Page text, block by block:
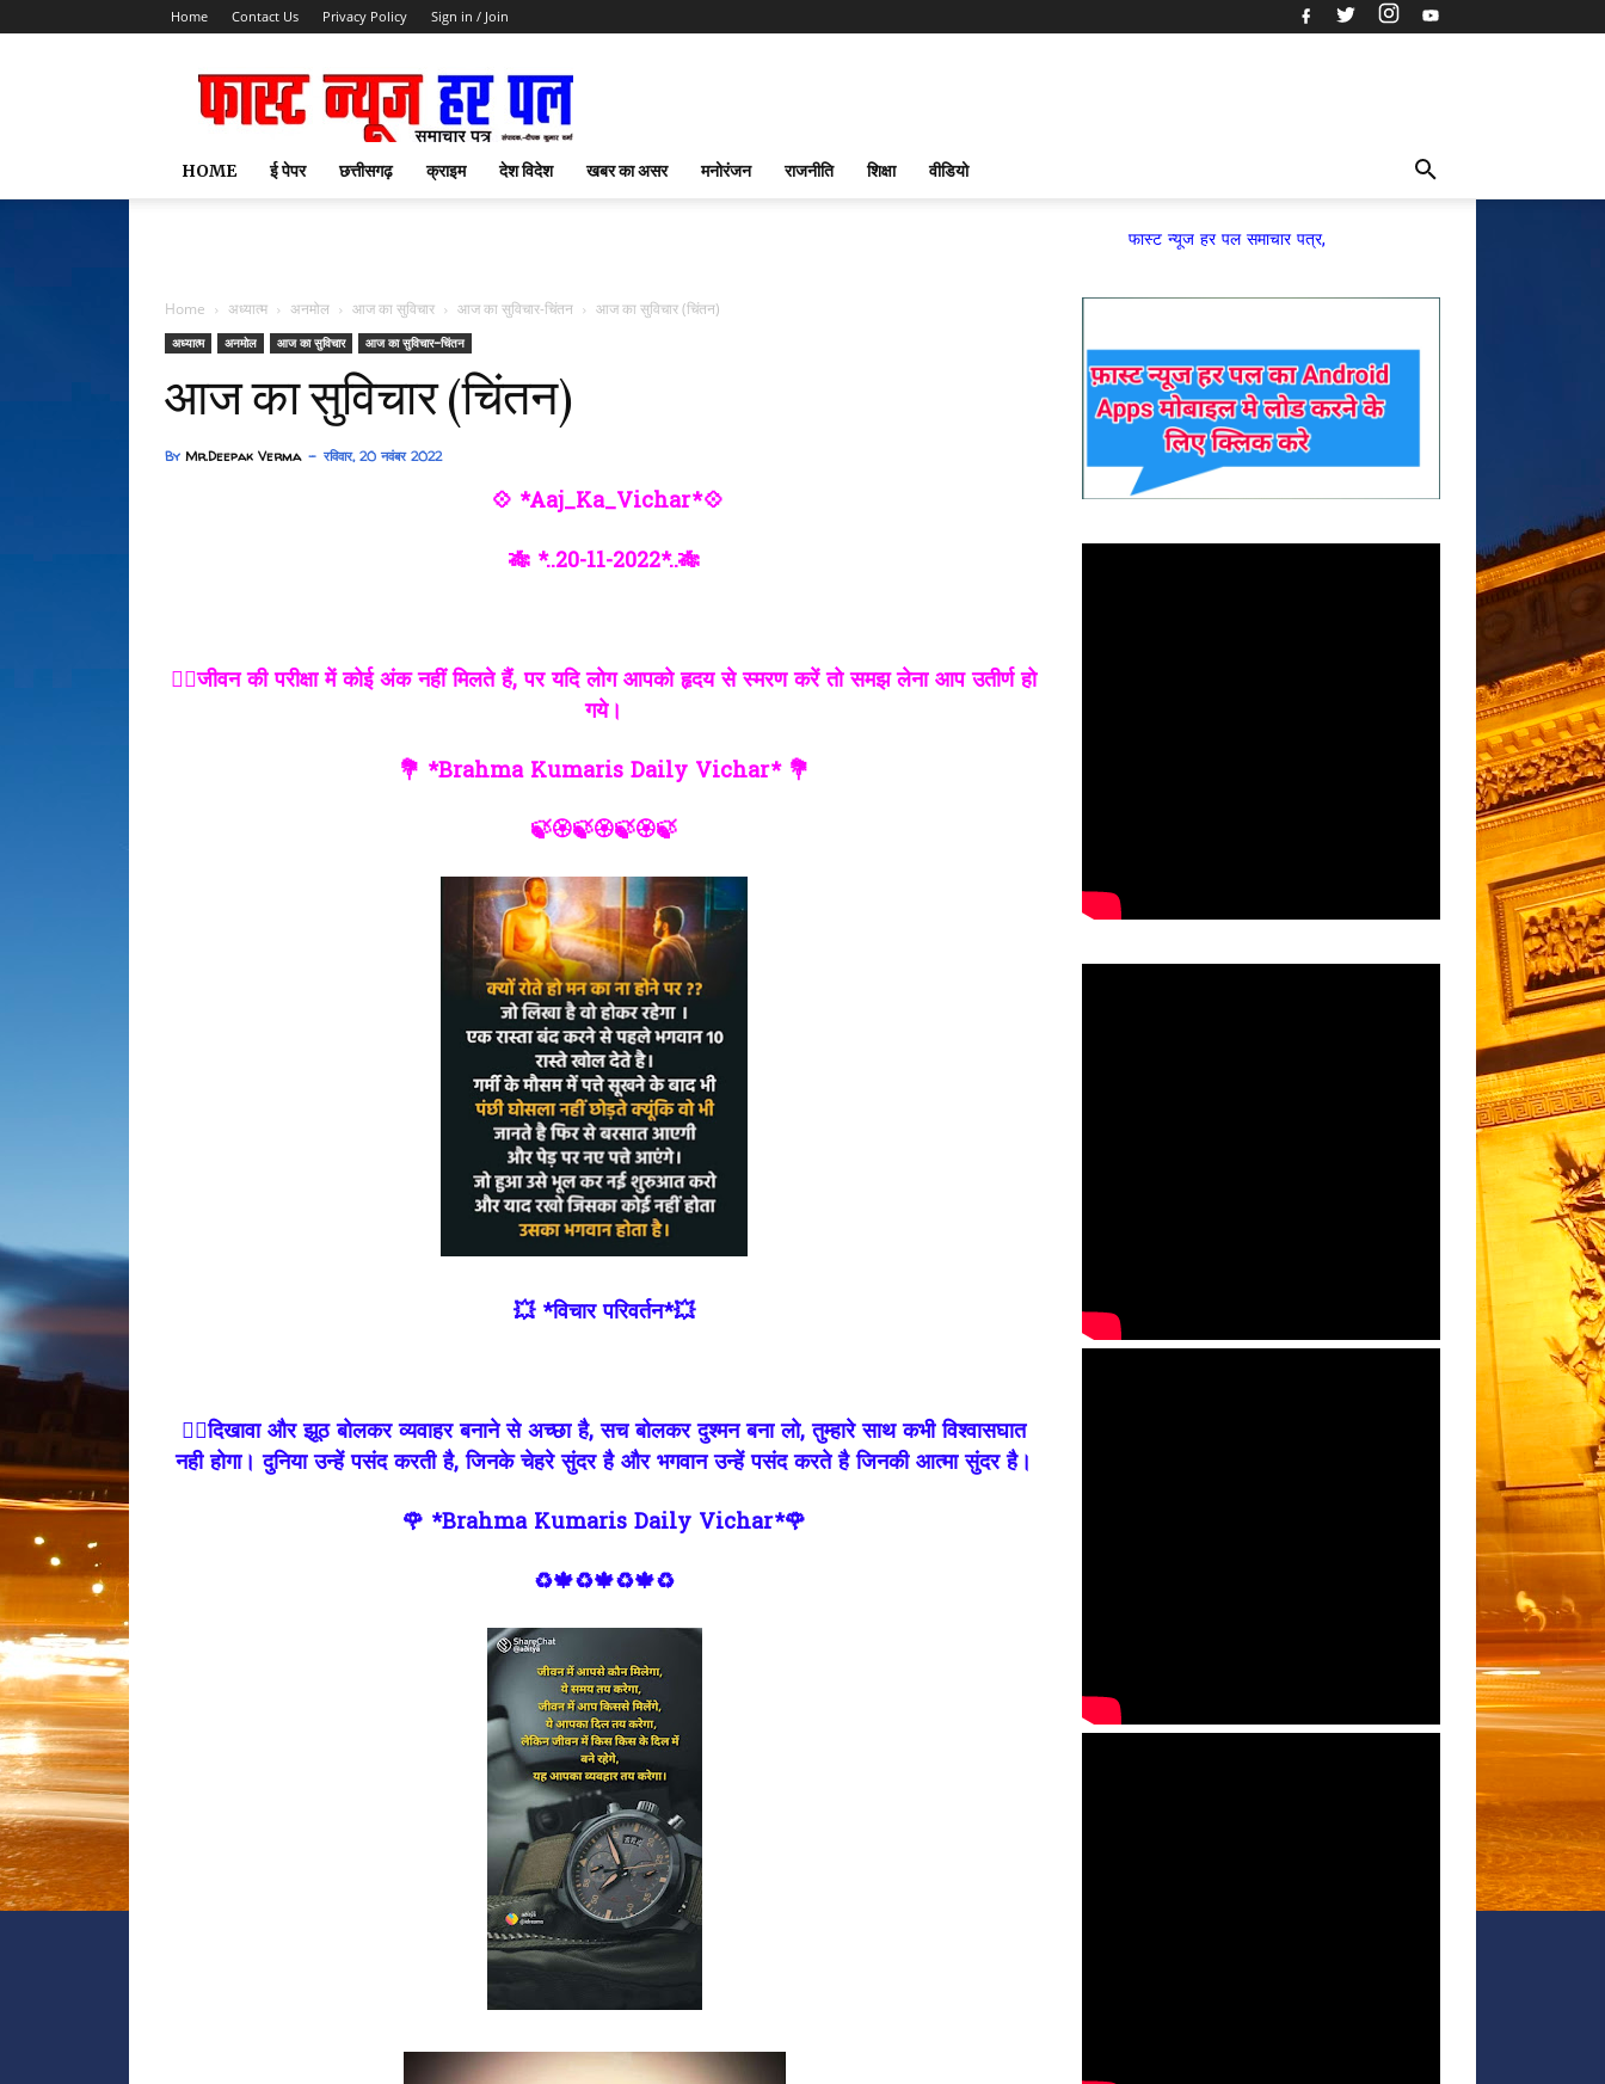
Home Contact Us Privacy Policy Sign in / Join
HOME ई पेपर छत्तीसगढ़ क्राइम देश विदेश खबर का असर मनोरंजन राजनीति शिक्षा वीडियो
फास्ट न्यूज हर पल समाचार पत्र,
Home अध्यात्म अनमोल आज का सुविचार आज का सुविचार-चिंतन आज का सुविचार (चिंतन)
अध्यात्म अनमोल आज का सुविचार आज का सुविचार-चिंतन
आज का सुविचार (चिंतन)
By Mr.Deepak Verma रविवार, 20 नवंबर 2022
💠 *Aaj_Ka_Vichar*💠
🎋 *..20-11-2022*..🎋
✍🏻जीवन की परीक्षा में कोई अंक नहीं मिलते हैं, पर यदि लोग आपको हृदय से स्मरण करें तो समझ लेना आप उतीर्ण हो
गये।
💐 *Brahma Kumaris Daily Vichar* 💐
🍃🏵🍃🏵🍃🏵🍃
💥 *विचार परिवर्तन*💥
✍🏻दिखावा और झूठ बोलकर व्यवाहर बनाने से अच्छा है, सच बोलकर दुश्मन बना लो, तुम्हारे साथ कभी विश्वासघात
नही होगा। दुनिया उन्हें पसंद करती है, जिनके चेहरे सुंदर है और भगवान उन्हें पसंद करते है जिनकी आत्मा सुंदर है।
🌹 *Brahma Kumaris Daily Vichar*🌹
♻🍁♻🍁♻🍁♻